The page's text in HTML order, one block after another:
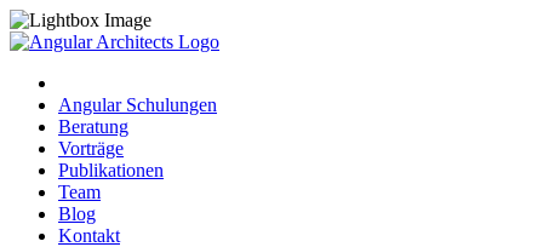
Angular Schulungen
Beratung
Vorträge
Publikationen
Team
Blog
Kontakt